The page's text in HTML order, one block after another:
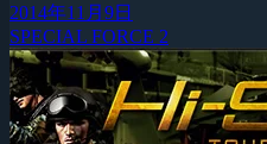
2014年11月9日
SPECIAL FORCE 2